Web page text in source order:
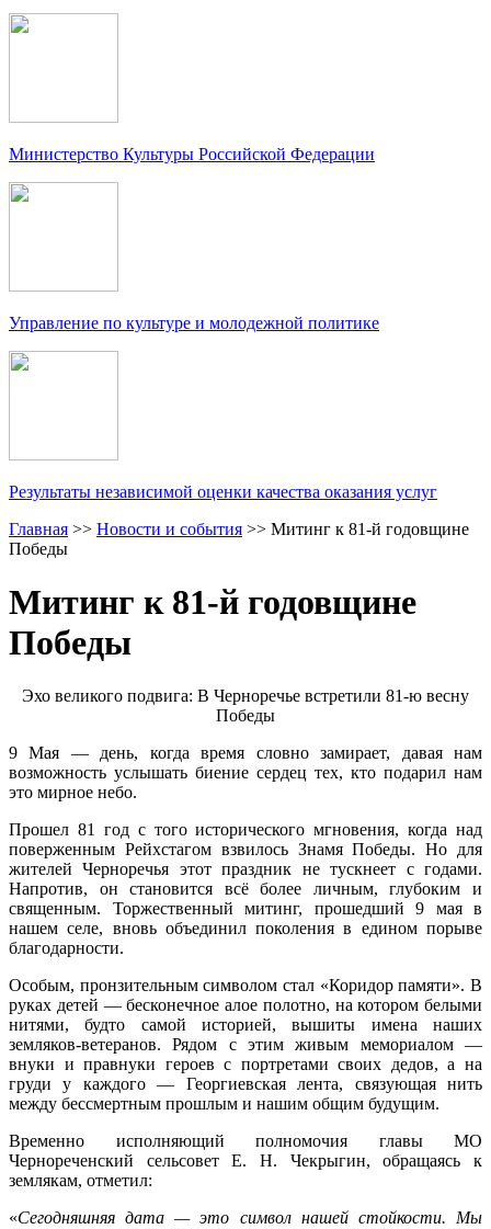
Министерство Культуры Российской Федерации
Управление по культуре и молодежной политике
Результаты независимой оценки качества оказания услуг
Главная >> Новости и события >> Митинг к 81-й годовщине
Победы
Митинг к 81-й годовщине
Победы
Эхо великого подвига: В Черноречье встретили 81-ю весну
Победы
9 Мая — день, когда время словно замирает, давая нам
возможность услышать биение сердец тех, кто подарил нам
это мирное небо.
Прошел 81 год с того исторического мгновения, когда над
поверженным Рейхстагом взвилось Знамя Победы. Но для
жителей Черноречья этот праздник не тускнеет с годами.
Напротив, он становится всё более личным, глубоким и
священным. Торжественный митинг, прошедший 9 мая в
нашем селе, вновь объединил поколения в едином порыве
благодарности.
Особым, пронзительным символом стал «Коридор памяти». В
руках детей — бесконечное алое полотно, на котором белыми
нитями, будто самой историей, вышиты имена наших
земляков-ветеранов. Рядом с этим живым мемориалом —
внуки и правнуки героев с портретами своих дедов, а на
груди у каждого — Георгиевская лента, связующая нить
между бессмертным прошлым и нашим общим будущим.
Временно исполняющий полномочия главы МО
Чернореченский сельсовет Е. Н. Чекрыгин, обращаясь к
землякам, отметил:
«Сегодняшняя дата — это символ нашей стойкости. Мы